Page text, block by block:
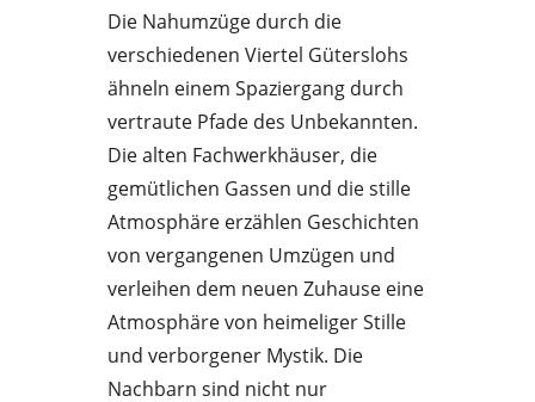
Die Nahumzüge durch die
verschiedenen Viertel Güterslohs
ähneln einem Spaziergang durch
vertraute Pfade des Unbekannten.
Die alten Fachwerkhäuser, die
gemütlichen Gassen und die stille
Atmosphäre erzählen Geschichten
von vergangenen Umzügen und
verleihen dem neuen Zuhause eine
Atmosphäre von heimeliger Stille
und verborgener Mystik. Die
Nachbarn sind nicht nur